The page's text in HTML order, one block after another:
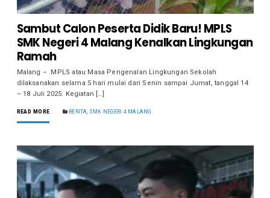
Sambut Calon Peserta Didik Baru! MPLS
SMK Negeri 4 Malang Kenalkan Lingkungan
Ramah
Malang – MPLS atau Masa Pengenalan Lingkungan Sekolah
dilaksanakan selama 5 hari mulai dari Senin sampai Jumat, tanggal 14
– 18 Juli 2025. Kegiatan […]
READ MORE BERITA, SMK NEGERI 4 MALANG